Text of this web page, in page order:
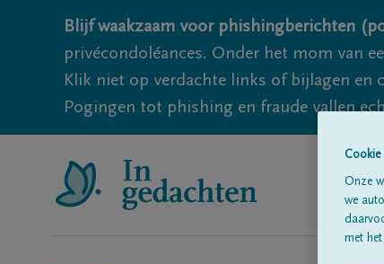
Blijf waakzaam voor phishingberichten
privécondoléances. Onder het mom van
Klik niet op verdachte links of bijlagen en
Pogingen tot phishing en fraude vallen
Cookie
Onze
we
met